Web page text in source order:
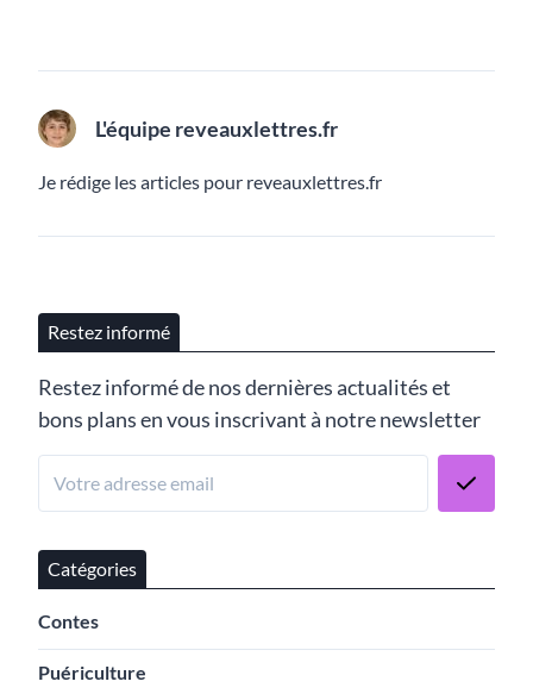
L'équipe reveauxlettres.fr
Je rédige les articles pour reveauxlettres.fr
Restez informé
Restez informé de nos dernières actualités et
bons plans en vous inscrivant à notre newsletter
Catégories
Contes
Puériculture